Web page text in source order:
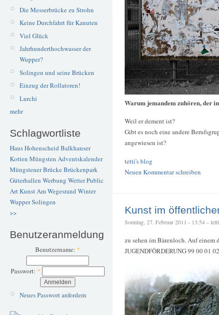
Die Messerbrücke zu Strohn
Keine Durchfahrt für Kanuten
Viel Glück
Jahrhunderthochwasser der
Wupper?
Solingen und seine Brücken
Einzug der Rollatoren!
Lurchi
mehr
Schlagwortliste
Haus Hohenscheid Balkhauser
Kotten Müngsten Adventskalender
Müngstener BrückeBrückenpark
Güterhallen Werbung WetterPublic
ArtKunstAm Wegesrand Winter
WupperSolingen
>>
Benutzeranmeldung
Benutzername: *
Passwort: *
Neues Passwort anfordern
Warum jemandem zuhören, der
Weil er dement ist?
Gibt es noch eine andere
angewiesen ist?
tetti's blog
Neuen Kommentar schreiben
Kunst im
Sonntag, 27. Februar 2011 - 13:54 – tetti
zu sehen im Bärenloch. Auf einem
JUGENDFÖRDERUNG 99 00 01